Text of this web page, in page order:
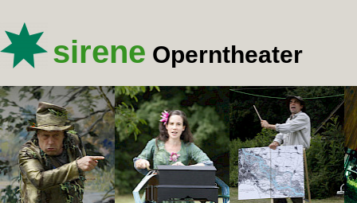
sirene Operntheater